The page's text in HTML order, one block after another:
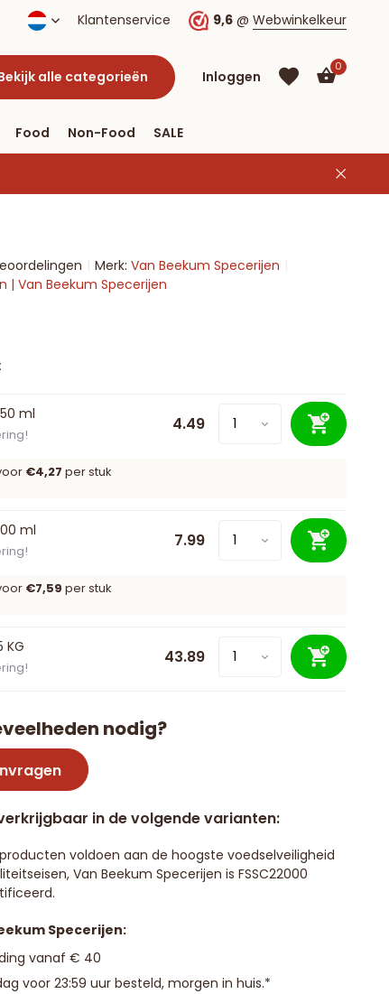
Klantenservice 9,6 @ Webwinkelkeur
alle categorieën Inloggen
Account
aanmaken
0
Food Non-Food SALE
Merk: Van Beekum Specerijen
| Van Beekum Specerijen
ml
4.49
€4,27 per stuk
ml
7.99
€7,59 per stuk
KG
43.89
nodig?
in de volgende varianten:
voldoen aan de hoogste voedselveiligheid
Van Beekum Specerijen is FSSC22000
Specerijen:
vanaf € 40
voor 23:59 uur besteld, morgen in huis.*